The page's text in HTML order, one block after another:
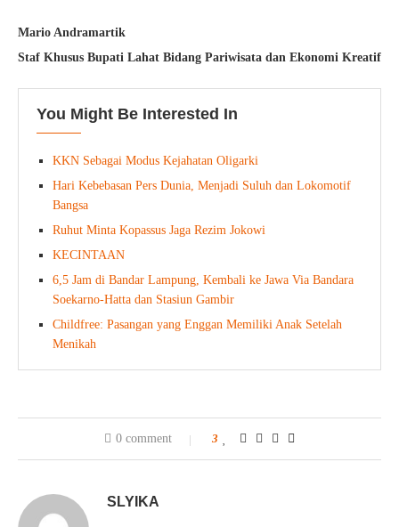
Mario Andramartik
Staf Khusus Bupati Lahat Bidang Pariwisata dan Ekonomi Kreatif
You Might Be Interested In
KKN Sebagai Modus Kejahatan Oligarki
Hari Kebebasan Pers Dunia, Menjadi Suluh dan Lokomotif
Bangsa
Ruhut Minta Kopassus Jaga Rezim Jokowi
KECINTAAN
6,5 Jam di Bandar Lampung, Kembali ke Jawa Via Bandara
Soekarno-Hatta dan Stasiun Gambir
Childfree: Pasangan yang Enggan Memiliki Anak Setelah
Menikah
0 comment 3
SLYIKA